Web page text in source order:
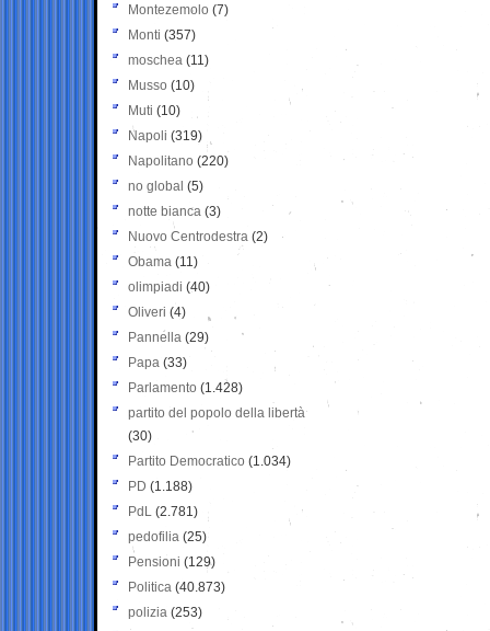
Montezemolo (7)
Monti (357)
moschea (11)
Musso (10)
Muti (10)
Napoli (319)
Napolitano (220)
no global (5)
notte bianca (3)
Nuovo Centrodestra (2)
Obama (11)
olimpiadi (40)
Oliveri (4)
Pannella (29)
Papa (33)
Parlamento (1.428)
partito del popolo della libertà
(30)
Partito Democratico (1.034)
PD (1.188)
PdL (2.781)
pedofilia (25)
Pensioni (129)
Politica (40.873)
polizia (253)